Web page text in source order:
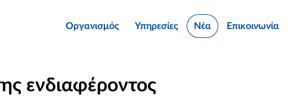
Οργανισμός Υπηρεσίες Νέα Επικοινωνία
ενδιαφέροντος